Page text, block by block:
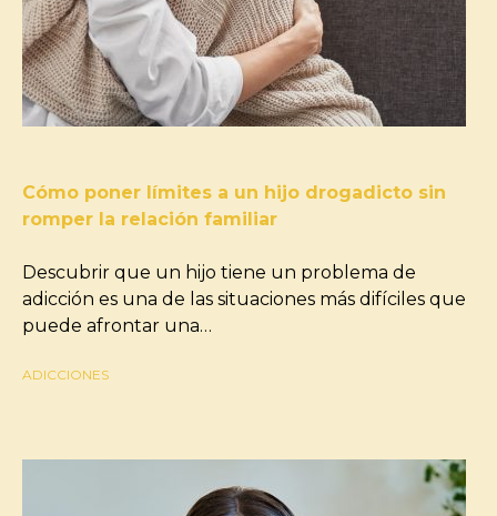
Cómo poner límites a un hijo drogadicto sin
romper la relación familiar
Descubrir que un hijo tiene un problema de
adicción es una de las situaciones más difíciles que
puede afrontar una…
ADICCIONES